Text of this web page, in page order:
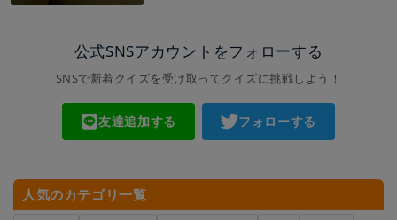
公式SNSアカウントをフォローする
SNSで新着クイズを受け取ってクイズに挑戦しよう！
友達追加する フォローする
人気のカテゴリ一覧